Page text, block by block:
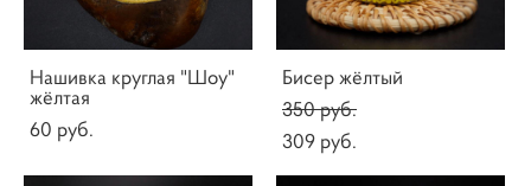
Нашивка круглая "Шоу"
жёлтая
60 pуб.
Бисер жёлтый
350 pуб.
309 pуб.